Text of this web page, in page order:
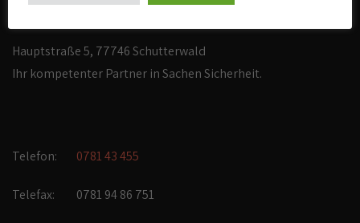
Hauptstraße 5, 77746 Schutterwald
Ihr kompetenter Partner in Sachen Sicherheit.
Telefon: 0781 43 455
Telefax: 0781 94 86 751